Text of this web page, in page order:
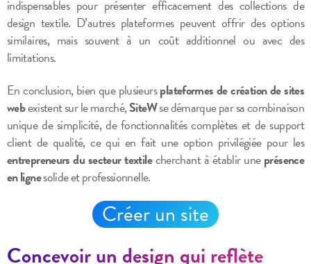
indispensables pour présenter efficacement des collections de
design textile. D’autres plateformes peuvent offrir des options
similaires, mais souvent à un coût additionnel ou avec des
limitations.
En conclusion, bien que plusieursplateformes de création de sites
webexistent sur le marché,SiteWse démarque par sa combinaison
unique de simplicité, de fonctionnalités complètes et de support
client de qualité, ce qui en fait une option privilégiée pour les
entrepreneurs du secteur textilecherchant à établir uneprésence
en lignesolide et professionnelle.
Créer un site
Concevoir un design qui reflète